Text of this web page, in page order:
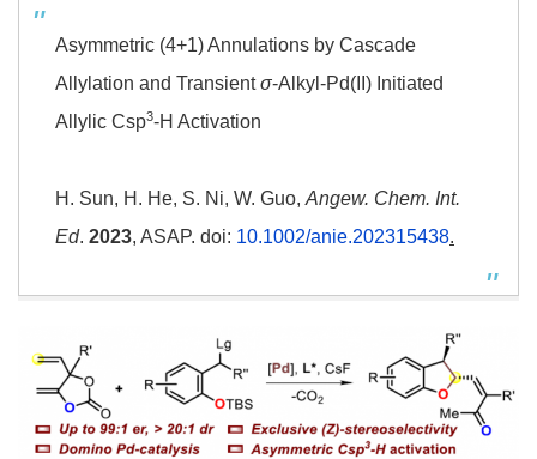
Asymmetric (4+1) Annulations by Cascade
Allylation and Transientσ-Alkyl-Pd(II) Initiated
Allylic Csp3-H Activation
H. Sun, H. He, S. Ni, W. Guo, Angew. Chem. Int.
Ed. 2023, ASAP. doi: 10.1002/anie.202315438.